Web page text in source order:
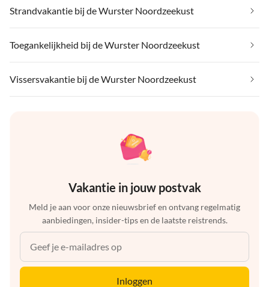
Strandvakantie bij de Wurster Noordzeekust
Toegankelijkheid bij de Wurster Noordzeekust
Vissersvakantie bij de Wurster Noordzeekust
Vakantie in jouw postvak
Meld je aan voor onze nieuwsbrief en ontvang regelmatig
aanbiedingen, insider-tips en de laatste reistrends.
Inloggen